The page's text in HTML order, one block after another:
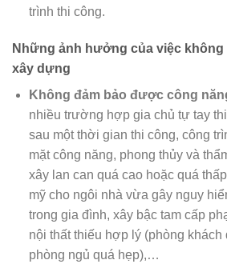
trình thi công.
Những ảnh hưởng của việc
xây dựng
Không đảm bảo được công
nhiều trường hợp gia chủ tự tay
sau một thời gian thi công, công
mặt công năng, phong thủy và
xây lan can quá cao hoặc quá
mỹ cho ngôi nhà vừa gây nguy
trong gia đình, xây bậc tam cấp
nội thất thiếu hợp lý (phòng khách
phòng ngủ quá hẹp),…